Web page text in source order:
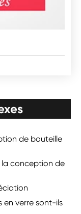
de bouteille
la conception de
en verre sont-ils